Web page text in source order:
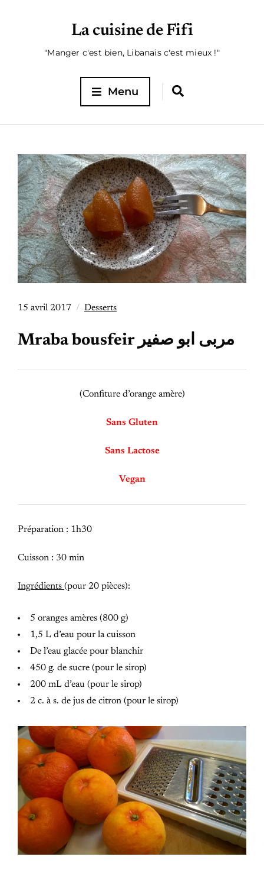
La cuisine de Fifi
"Manger c'est bien, Libanais c'est mieux !"
Menu
15 avril 2017 Desserts
Mraba bousfeir مربى ابو صفير
(Confiture d’orange amère)
Sans Gluten
Sans Lactose
Vegan
Préparation : 1h30
Cuisson : 30 min
Ingrédients (pour 20 pièces):
5 oranges amères (800 g)
1,5 L d’eau pour la cuisson
De l’eau glacée pour blanchir
450 g. de sucre (pour le sirop)
200 mL d’eau (pour le sirop)
2 c. à s. de jus de citron (pour le sirop)